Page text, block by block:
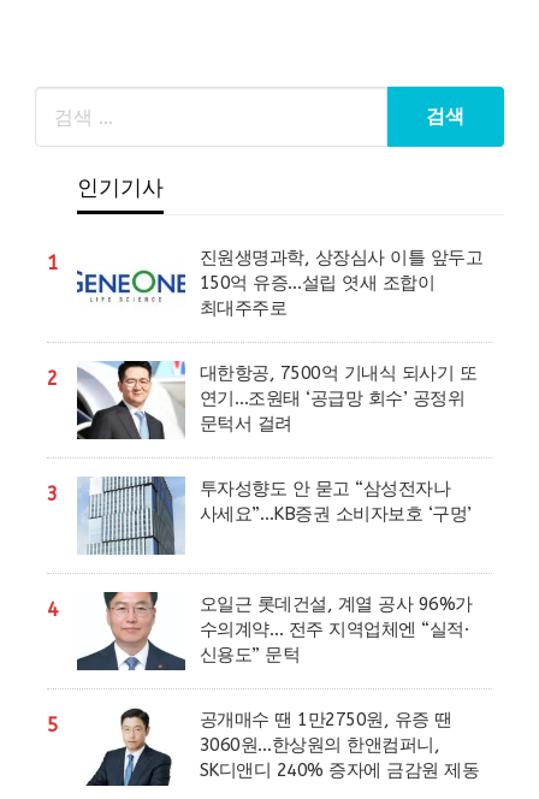
인기기사
1
진원생명과학, 상장심사 이틀 앞두고
150억 유증…설립 엿새 조합이
최대주주로
2
대한항공, 7500억 기내식 되사기 또
연기…조원태 ‘공급망 회수’ 공정위
문턱서 걸려
3
투자성향도 안 묻고 “삼성전자나
사세요”…KB증권 소비자보호 ‘구멍’
4
오일근 롯데건설, 계열 공사 96%가
수의계약… 전주 지역업체엔 “실적·
신용도” 문턱
5
공개매수 땐 1만2750원, 유증 땐
3060원…한상원의 한앤컴퍼니,
SK디앤디 240% 증자에 금감원 제동